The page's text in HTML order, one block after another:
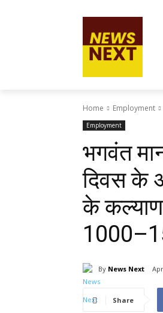
Home Employment
Employment
भगवंत
दिवस के
के
By News Next
Share